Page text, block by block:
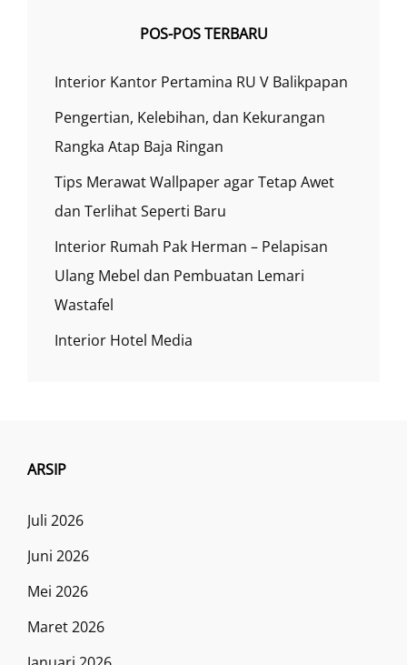
POS-POS TERBARU
Interior Kantor Pertamina RU V Balikpapan
Pengertian, Kelebihan, dan Kekurangan
Rangka Atap Baja Ringan
Tips Merawat Wallpaper agar Tetap Awet
dan Terlihat Seperti Baru
Interior Rumah Pak Herman – Pelapisan
Ulang Mebel dan Pembuatan Lemari
Wastafel
Interior Hotel Media
ARSIP
Juli 2026
Juni 2026
Mei 2026
Maret 2026